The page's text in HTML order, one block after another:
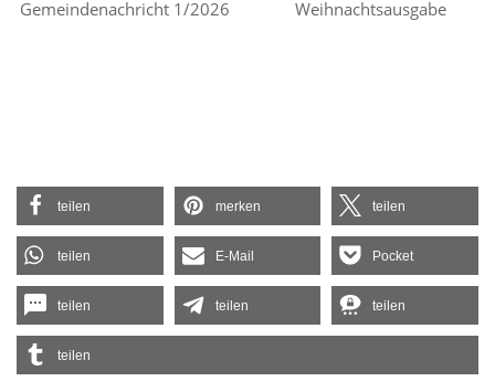
Gemeindenachricht 1/2026 Weihnachtsausgabe
teilen merken teilen
teilen E-Mail Pocket
teilen teilen teilen
teilen